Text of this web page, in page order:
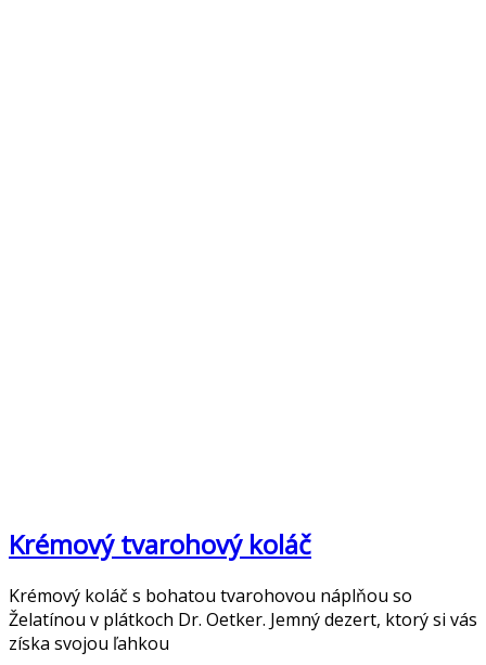
Krémový tvarohový koláč
Krémový koláč s bohatou tvarohovou náplňou so
Želatínou v plátkoch Dr. Oetker. Jemný dezert, ktorý si vás
získa svojou ľahkou